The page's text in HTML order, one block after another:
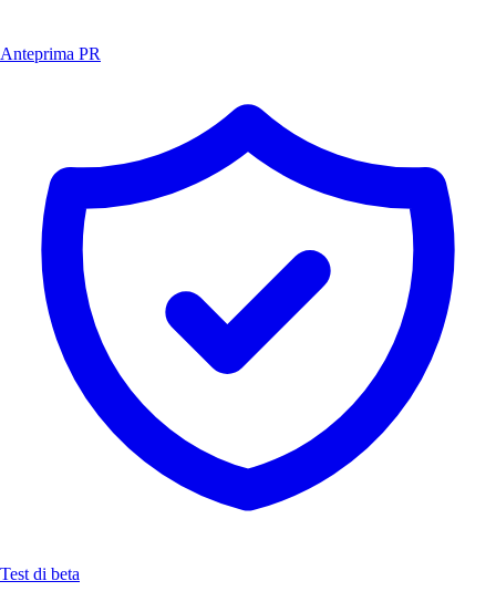
Anteprima PR
Test di beta